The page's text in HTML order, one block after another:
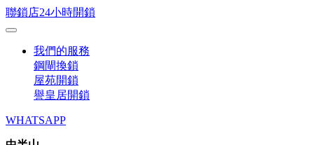
聯鎖店24小時開鎖
我們的服務
鋼閘換鎖
屋苑開鎖
譽皇居開鎖
WHATSAPP